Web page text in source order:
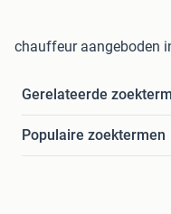
chauffeur aangeboden
Gerelateerde
Populaire zoektermen